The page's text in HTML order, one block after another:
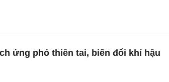
ứng phó thiên tai, biến đổi khí hậu